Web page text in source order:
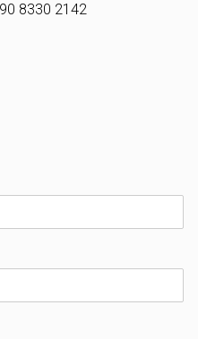
8330 2142